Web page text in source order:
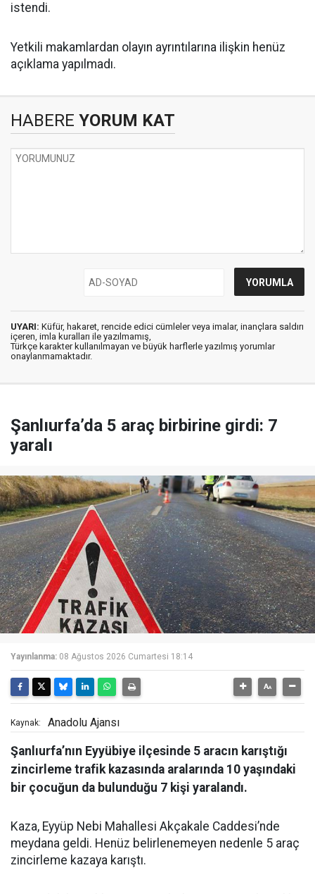
istendi.
Yetkili makamlardan olayın ayrıntılarına ilişkin henüz
açıklama yapılmadı.
HABERE YORUM KAT
UYARI: Küfür, hakaret, rencide edici cümleler veya imalar, inançlara saldırı
içeren, imla kuralları ile yazılmamış,
Türkçe karakter kullanılmayan ve büyük harflerle yazılmış yorumlar
onaylanmamaktadır.
Şanlıurfa’da 5 araç birbirine girdi: 7
yaralı
Yayınlanma: 08 Ağustos 2026 Cumartesi 18:14
Kaynak: Anadolu Ajansı
Şanlıurfa’nın Eyyübiye ilçesinde 5 aracın karıştığı
zincirleme trafik kazasında aralarında 10 yaşındaki
bir çocuğun da bulunduğu 7 kişi yaralandı.
Kaza, Eyyüp Nebi Mahallesi Akçakale Caddesi’nde
meydana geldi. Henüz belirlenemeyen nedenle 5 araç
zincirleme kazaya karıştı.